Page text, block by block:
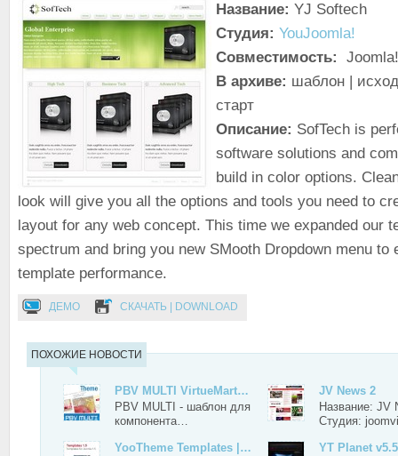
Название: YJ Softech
Студия: YouJoomla!
Совместимость:
В архиве: шаблон |
старт
Описание: SofTech is
software solutions and
build in color options.
look will give you all the options and tools you need to
layout for any web concept. This time we expanded our
spectrum and bring you new SMooth Dropdown menu to
template performance.
ДЕМО СКАЧАТЬ | DOWNLOAD
ПОХОЖИЕ НОВОСТИ
PBV MULTI VirtueMart…
PBV MULTI - шаблон для
компонента…
JV News 2
Название: JV
Студия:
YooTheme Templates |…
YT Planet